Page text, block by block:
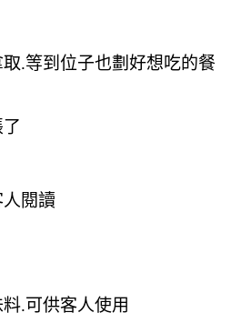
.等到位子也劃好想吃的餐
閱讀
.可供客人使用